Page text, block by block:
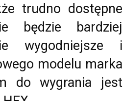
trudno dostępne
będzie bardziej
wygodniejsze i
modelu marka
do wygrania jest